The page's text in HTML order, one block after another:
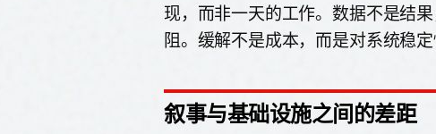
现，而非一天的工作。数据不是结
阻。缓解不是成本，而是对系统稳定
叙事与基础设施之间的差距